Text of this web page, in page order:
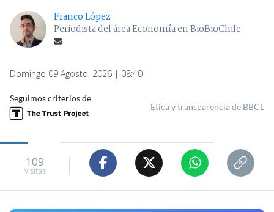
Franco López
Periodista del área Economía en BioBioChile
Domingo 09 Agosto, 2026 | 08:40
Seguimos criterios de
Ética y transparencia de BBCL
109
visitas